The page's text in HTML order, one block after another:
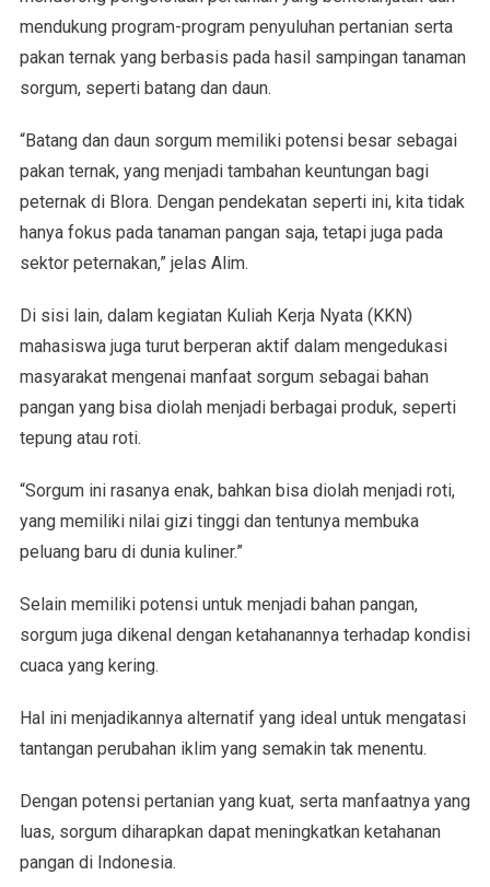
mendukung program-program penyuluhan pertanian serta
pakan ternak yang berbasis pada hasil sampingan tanaman
sorgum, seperti batang dan daun.
“Batang dan daun sorgum memiliki potensi besar sebagai
pakan ternak, yang menjadi tambahan keuntungan bagi
peternak di Blora. Dengan pendekatan seperti ini, kita tidak
hanya fokus pada tanaman pangan saja, tetapi juga pada
sektor peternakan,” jelas Alim.
Di sisi lain, dalam kegiatan Kuliah Kerja Nyata (KKN)
mahasiswa juga turut berperan aktif dalam mengedukasi
masyarakat mengenai manfaat sorgum sebagai bahan
pangan yang bisa diolah menjadi berbagai produk, seperti
tepung atau roti.
“Sorgum ini rasanya enak, bahkan bisa diolah menjadi roti,
yang memiliki nilai gizi tinggi dan tentunya membuka
peluang baru di dunia kuliner.”
Selain memiliki potensi untuk menjadi bahan pangan,
sorgum juga dikenal dengan ketahanannya terhadap kondisi
cuaca yang kering.
Hal ini menjadikannya alternatif yang ideal untuk mengatasi
tantangan perubahan iklim yang semakin tak menentu.
Dengan potensi pertanian yang kuat, serta manfaatnya yang
luas, sorgum diharapkan dapat meningkatkan ketahanan
pangan di Indonesia.